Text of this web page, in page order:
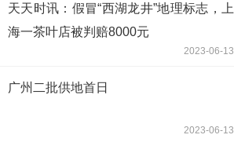
天天时讯：假冒“西湖龙井”地理标志，上
海一茶叶店被判赔8000元
2023-06-13
广州二批供地首日
2023-06-13